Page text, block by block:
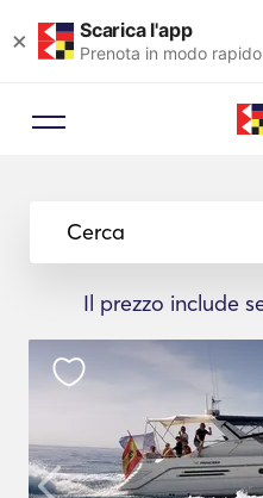
× Scarica l'app
Prenota in modo
Cerca
Il prezzo include